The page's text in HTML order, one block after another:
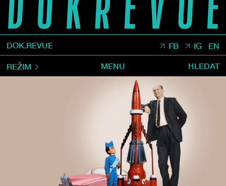
DOK.REVUE FB IG EN
REŽIM MENU HLEDAT